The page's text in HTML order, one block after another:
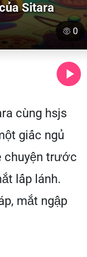
Sitara
0
cùng hsjs
giấc ngủ
chuyện trước
lấp lánh.
mắt ngập